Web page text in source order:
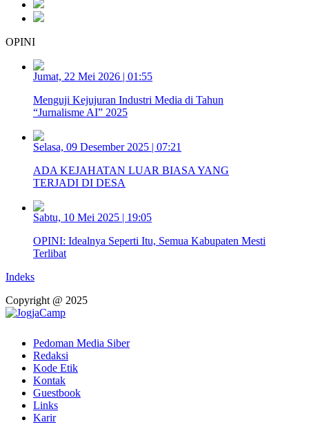
OPINI
Jumat, 22 Mei 2026 | 01:55
Menguji Kejujuran Industri Media di Tahun
“Jurnalisme AI” 2025
Selasa, 09 Desember 2025 | 07:21
ADA KEJAHATAN LUAR BIASA YANG
TERJADI DI DESA
Sabtu, 10 Mei 2025 | 19:05
OPINI: Idealnya Seperti Itu, Semua Kabupaten Mesti
Terlibat
Indeks
Copyright @ 2025
Pedoman Media Siber
Redaksi
Kode Etik
Kontak
Guestbook
Links
Karir